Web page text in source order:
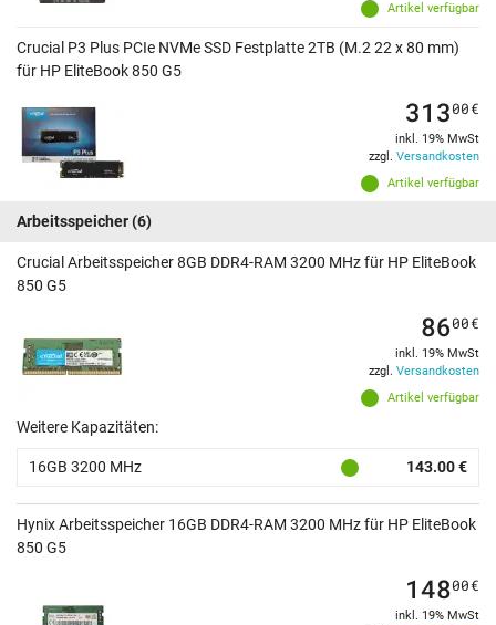
Artikel verfügbar
Crucial P3 Plus PCIe NVMe SSD Festplatte 2TB (M.2 22 x 80 mm)
für HP EliteBook 850 G5
Artikel verfügbar
31300€
inkl. 19% MwSt
zzgl. Versandkosten
Arbeitsspeicher(6)
Crucial Arbeitsspeicher 8GB DDR4-RAM 3200 MHz für HP EliteBook
850 G5
Artikel verfügbar
8600€
inkl. 19% MwSt
zzgl. Versandkosten
Weitere Kapazitäten:
16GB 3200 MHz 143.00 €
Hynix Arbeitsspeicher 16GB DDR4-RAM 3200 MHz für HP EliteBook
850 G5
14800€
inkl. 19% MwSt